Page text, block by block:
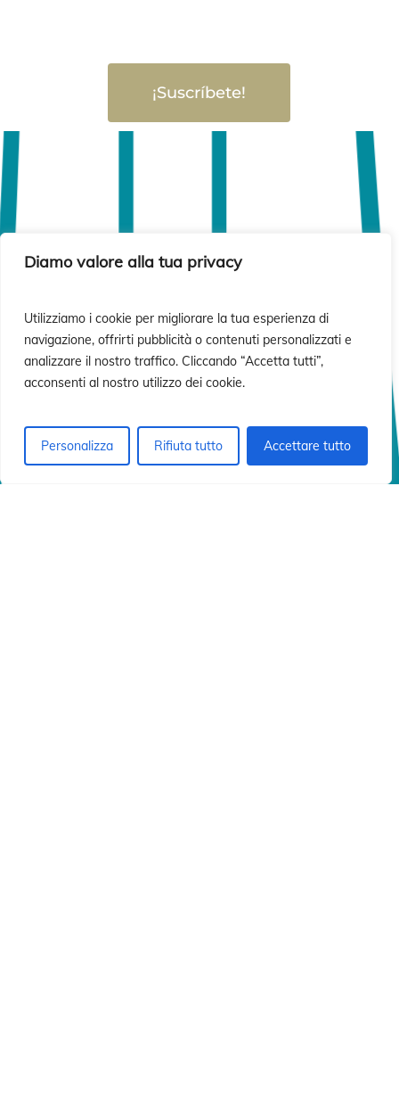
Diamo valore alla tua privacy
Utilizziamo i cookie per migliorare la tua esperienza di
navigazione, offrirti pubblicità o contenuti personalizzati e
analizzare il nostro traffico. Cliccando “Accetta tutti”,
acconsenti al nostro utilizzo dei cookie.
Personalizza Rifiuta tutto Accettare tutto
¡Suscríbete!